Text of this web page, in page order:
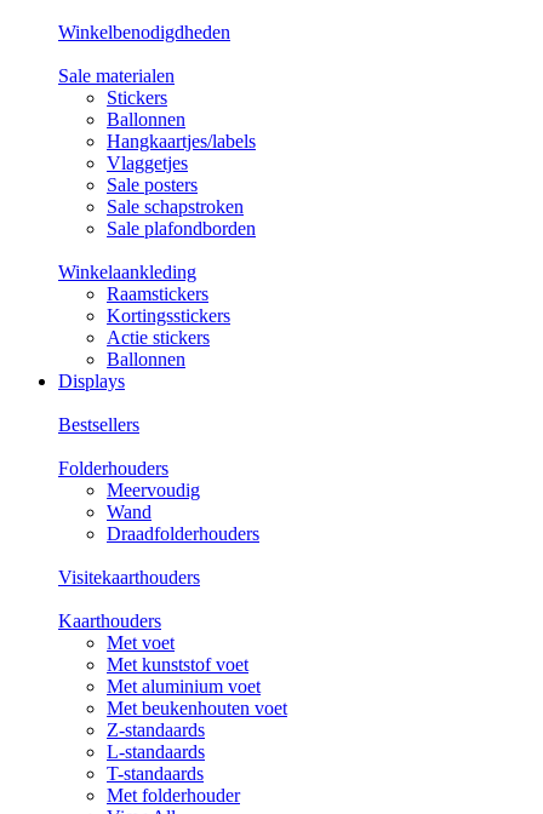
Winkelbenodigdheden
Sale materialen
Stickers
Ballonnen
Hangkaartjes/labels
Vlaggetjes
Sale posters
Sale schapstroken
Sale plafondborden
Winkelaankleding
Raamstickers
Kortingsstickers
Actie stickers
Ballonnen
Displays
Bestsellers
Folderhouders
Meervoudig
Wand
Draadfolderhouders
Visitekaarthouders
Kaarthouders
Met voet
Met kunststof voet
Met aluminium voet
Met beukenhouten voet
Z-standaards
L-standaards
T-standaards
Met folderhouder